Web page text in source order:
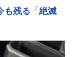
も残る「絶滅